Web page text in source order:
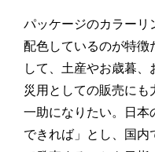
パッケージのカラー
配色しているのが特徴
して、土産やお歳暮
災用としての販売に
一助になりたい。日
できれば」とし、国